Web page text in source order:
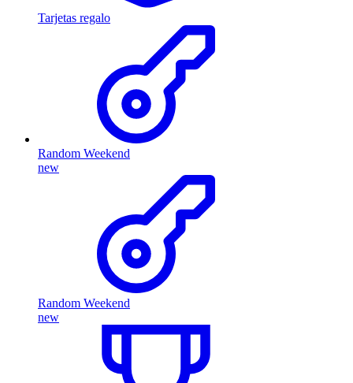
Tarjetas regalo
Random Weekend
new
Random Weekend
new